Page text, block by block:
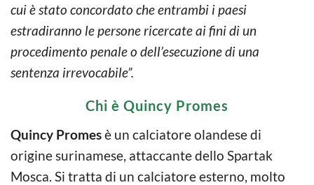
cui è stato concordato che entrambi i paesi
estradiranno le persone ricercate ai fini di un
procedimento penale o dell’esecuzione di una
sentenza irrevocabile”.
Chi è Quincy Promes
Quincy Promesè un calciatore olandese di
origine surinamese, attaccante dello Spartak
Mosca. Si tratta di un calciatore esterno, molto